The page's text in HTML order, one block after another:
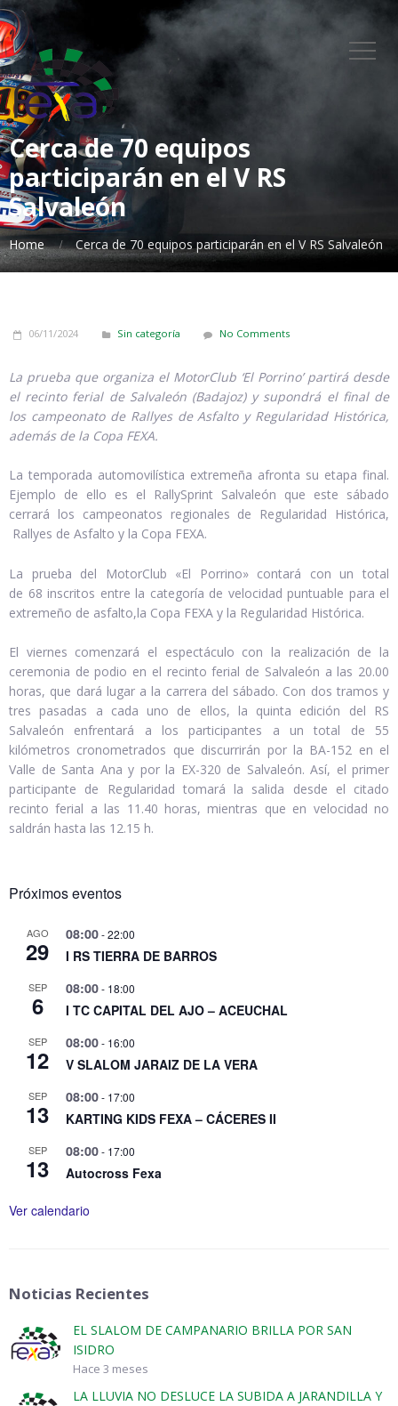
Cerca de 70 equipos
participarán en el V RS
Salvaleón
Home Cerca de 70 equipos participarán en el V RS Salvaleón
06/11/2024 Sin categoría No Comments
La prueba que organiza el MotorClub ‘El Porrino’ partirá desde
el recinto ferial de Salvaleón (Badajoz) y supondrá el final de
los campeonato de Rallyes de Asfalto y Regularidad Histórica,
además de la Copa FEXA.
La temporada automovilística extremeña afronta su etapa final.
Ejemplo de ello es el RallySprint Salvaleón que este sábado
cerrará los campeonatos regionales de Regularidad Histórica,
Rallyes de Asfalto y la Copa FEXA.
La prueba del MotorClub «El Porrino» contará con un total
de 68 inscritos entre la categoría de velocidad puntuable para el
extremeño de asfalto,la Copa FEXA y la Regularidad Histórica.
El viernes comenzará el espectáculo con la realización de la
ceremonia de podio en el recinto ferial de Salvaleón a las 20.00
horas, que dará lugar a la carrera del sábado. Con dos tramos y
tres pasadas a cada uno de ellos, la quinta edición del RS
Salvaleón enfrentará a los participantes a un total de 55
kilómetros cronometrados que discurrirán por la BA-152 en el
Valle de Santa Ana y por la EX-320 de Salvaleón. Así, el primer
participante de Regularidad tomará la salida desde el citado
recinto ferial a las 11.40 horas, mientras que en velocidad no
saldrán hasta las 12.15 h.
Próximos eventos
AGO
29
08:00-22:00
I RS TIERRA DE BARROS
SEP
6
08:00- 18:00
I TC CAPITAL DEL AJO – ACEUCHAL
SEP
12
08:00- 16:00
V SLALOM JARAIZ DE LA VERA
SEP
13
08:00- 17:00
KARTING KIDS FEXA – CÁCERES II
SEP
13
08:00- 17:00
Autocross Fexa
Ver calendario
Noticias Recientes
EL SLALOM DE CAMPANARIO BRILLA POR SAN
ISIDRO
Hace 3 meses
LA LLUVIA NO DESLUCE LA SUBIDA A JARANDILLA Y